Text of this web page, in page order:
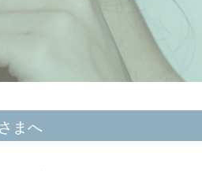
まへ